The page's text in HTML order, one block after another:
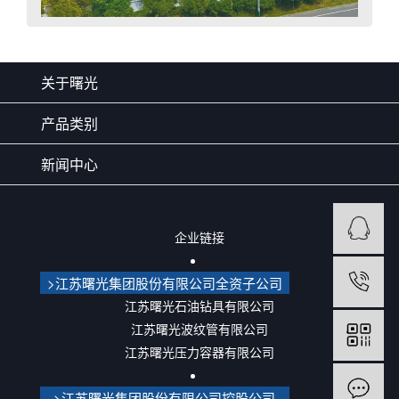
关于曙光
产品类别
新闻中心
企业链接
>江苏曙光集团股份有限公司全资子公司
江苏曙光石油钻具有限公司
江苏曙光波纹管有限公司
江苏曙光压力容器有限公司